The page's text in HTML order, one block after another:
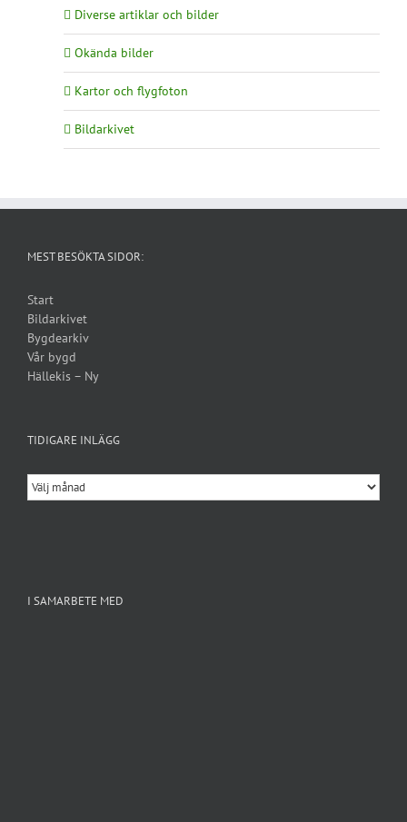
Diverse artiklar och bilder
Okända bilder
Kartor och flygfoton
Bildarkivet
MEST BESÖKTA SIDOR:
Start
Bildarkivet
Bygdearkiv
Vår bygd
Hällekis – Ny
TIDIGARE INLÄGG
Tidigare
inlägg
I SAMARBETE MED